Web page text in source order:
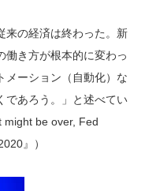
来の経済は終わった。新
働き方が根本的に変わっ
メーション（自動化）な
であろう。」と述べてい
might be over, Fed
』）